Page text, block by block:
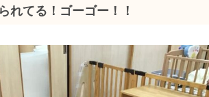
れてる！ゴーゴー！！